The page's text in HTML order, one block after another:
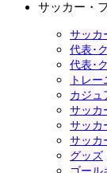
サッカー・
サッカ
代表･
代表･
トレ
カジュ
サッカ
サッカ
サッカ
グッズ